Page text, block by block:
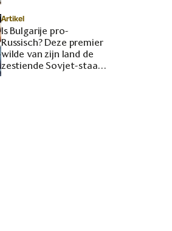
Artikel
Is Bulgarije pro-
Russisch? Deze premier
wilde van zijn land de
zestiende Sovjet-staat
maken